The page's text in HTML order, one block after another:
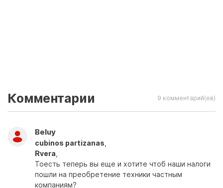
Комментарии 9 комментарий(ев)
Beluy
cubinos partizanas
Rvera
Тоесть теперь вы еще и хотите чтоб наши налоги
пошли на преобретение техники частным
компаниям?